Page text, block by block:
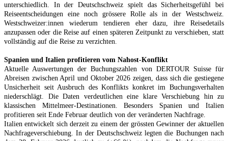
unterschiedlich. In der Deutschschweiz spielt das Sicherheitsgefühl bei
Reiseentscheidungen eine noch grössere Rolle als in der Westschweiz.
Westschweizer:innen wiederum tendieren eher dazu, ihre Reisedetails
anzupassen oder die Reise auf einen späteren Zeitpunkt zu verschieben, statt
vollständig auf die Reise zu verzichten.
Spanien und Italien profitieren vom Nahost-Konflikt
Aktuelle Auswertungen der Buchungszahlen von DERTOUR Suisse für
Abreisen zwischen April und Oktober 2026 zeigen, dass sich die gestiegene
Unsicherheit seit Ausbruch des Konflikts konkret im Buchungsverhalten
niederschlägt. Die Daten verdeutlichen eine klare Verschiebung hin zu
klassischen Mittelmeer-Destinationen. Besonders Spanien und Italien
profitieren seit Ende Februar deutlich von der veränderten Nachfrage.
Italien entwickelt sich derzeit zu einem der grössten Gewinner der aktuellen
Nachfrageverschiebung. In der Deutschschweiz legten die Buchungen nach